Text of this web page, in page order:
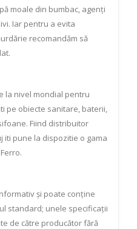
moale din bumbac, agenți
Iar pentru a evita
recomandăm să
la nivel mondial pentru
pe obiecte sanitare, baterii,
Fiind distribuitor
iti pune la dispozitie o gama
și poate conține
standard; unele specificații
de către producător fără